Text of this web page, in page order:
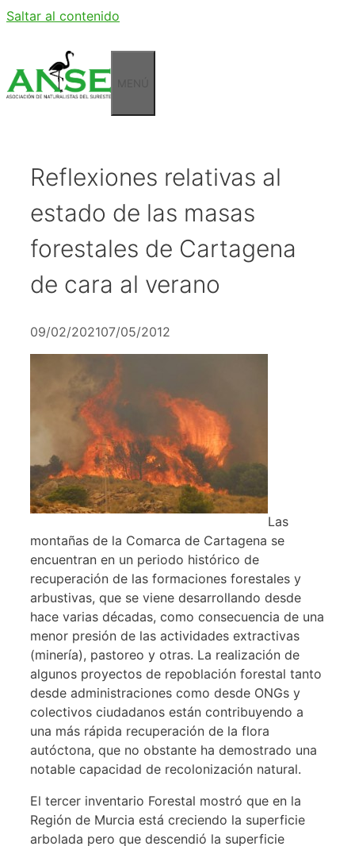
Saltar al contenido
Reflexiones relativas al
estado de las masas
forestales de Cartagena
de cara al verano
09/02/202107/05/2012
Las
montañas de la Comarca de Cartagena se
encuentran en un periodo histórico de
recuperación de las formaciones forestales y
arbustivas, que se viene desarrollando desde
hace varias décadas, como consecuencia de una
menor presión de las actividades extractivas
(minería), pastoreo y otras. La realización de
algunos proyectos de repoblación forestal tanto
desde administraciones como desde ONGs y
colectivos ciudadanos están contribuyendo a
una más rápida recuperación de la flora
autóctona, que no obstante ha demostrado una
notable capacidad de recolonización natural.
El tercer inventario Forestal mostró que en la
Región de Murcia está creciendo la superficie
arbolada pero que descendió la superficie